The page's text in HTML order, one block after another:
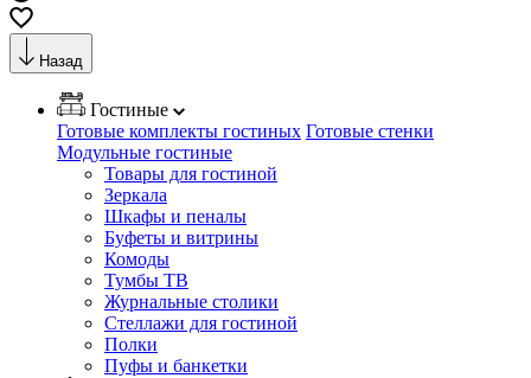
Назад
Гостиные
Готовые комплекты гостиных Готовые стенки
Модульные гостиные
Товары для гостиной
Зеркала
Шкафы и пеналы
Буфеты и витрины
Комоды
Тумбы ТВ
Журнальные столики
Стеллажи для гостиной
Полки
Пуфы и банкетки